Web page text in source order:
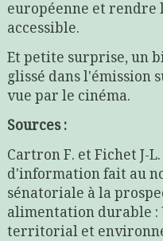
européenne et
accessible.
Et petite surprise, un
glissé dans
vue par le cinéma.
Sources :
Cartron F. et Fichet J-
d'information fait au
sénatoriale à la
alimentation durable :
territorial et